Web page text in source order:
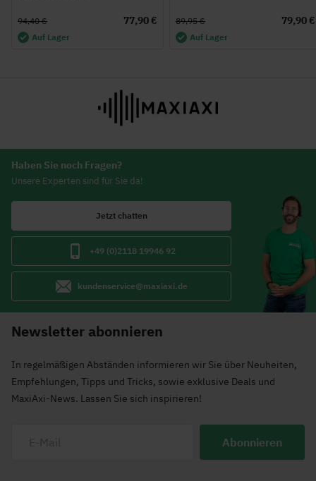
77,90 €
94,40 €
Auf Lager
79,90 €
89,95 €
Auf Lager
Haben Sie noch Fragen?
Unsere Experten sind für Sie da!
Jetzt chatten
+49 (0)2118 19946 92
kundenservice@maxiaxi.de
Newsletter abonnieren
In regelmäßigen Abständen informieren wir Sie über Neuheiten,
Empfehlungen, Tipps und Tricks, sowie exklusive Deals und
MaxiAxi-News. Lassen Sie sich inspirieren!
Abonnieren